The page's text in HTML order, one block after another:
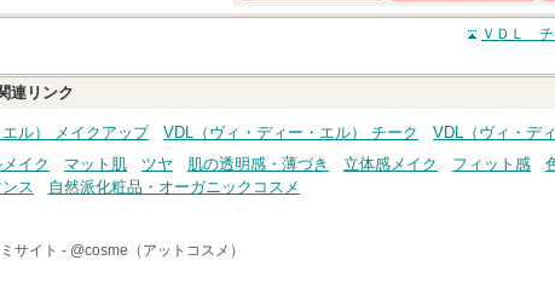
クチコミする
ＶＤＬ チ
連リンク
ル） メイクアップ VDL（ヴィ・ディー・エル） チーク
VDL（ヴィ・デ
イク マット肌 ツヤ 肌の透明感・薄づき 立体感メイク フィット感
ス 自然派化粧品・オーガニックコスメ
サイト - @cosme（アットコスメ）